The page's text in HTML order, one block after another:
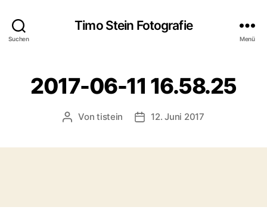
Suchen
Timo Stein Fotografie
Menü
2017-06-11 16.58.25
Beitragsautor
Vontistein Veröffentlichungsdatum
12. Juni 2017